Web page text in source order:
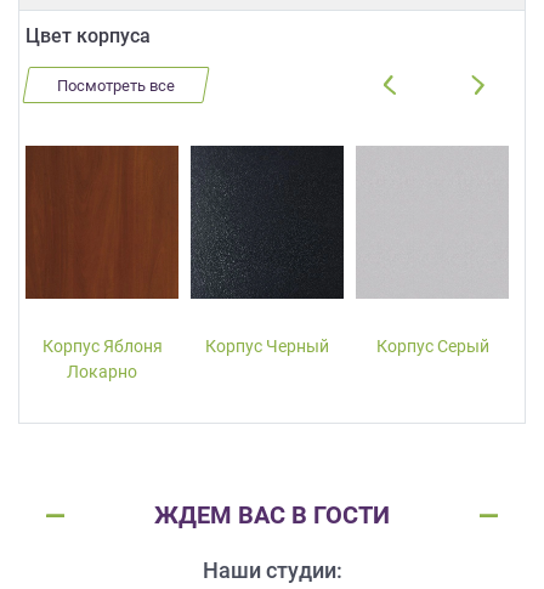
Цвет корпуса
Посмотреть все
Корпус Яблоня
Локарно
Корпус Черный Корпус Серый
ЖДЕМ ВАС В ГОСТИ
Наши студии: